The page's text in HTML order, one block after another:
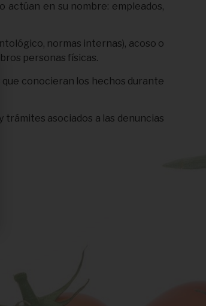
o actúan en su nombre: empleados,
normas internas), acoso o
personas físicas.
que conocieran los hechos durante
trámites asociados a las denuncias